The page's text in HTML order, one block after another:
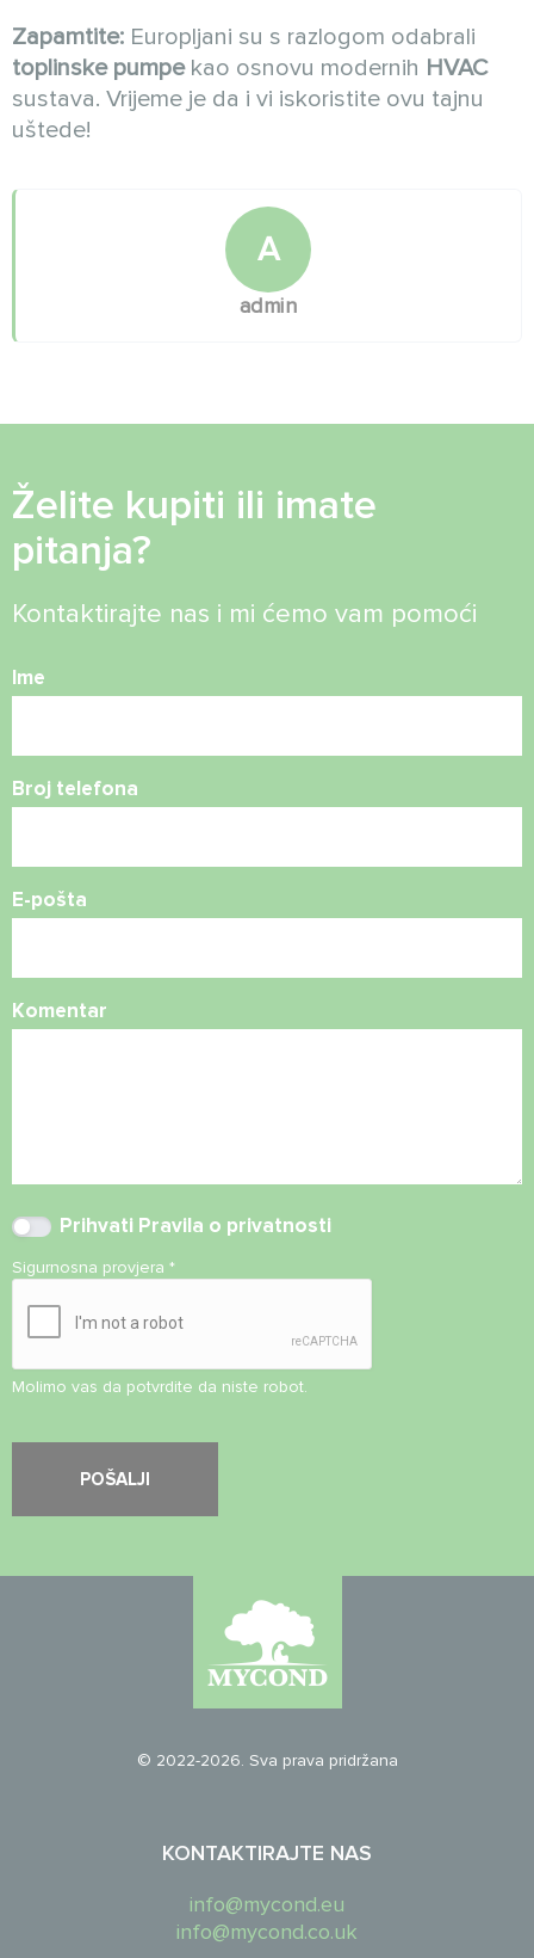
Zapamtite: Europljani su s razlogom odabrali
toplinske pumpekao osnovu modernih HVAC
sustava. Vrijeme je da i vi iskoristite ovu tajnu
uštede!
A
admin
Želite kupiti ili imate
pitanja?
Kontaktirajte nas i mi ćemo vam pomoći
Ime
Broj telefona
E-pošta
Komentar
Prihvati Pravila o privatnosti
Sigurnosna provjera *
Molimo vas da potvrdite da niste robot.
© 2022-2026. Sva prava pridržana
KONTAKTIRAJTE NAS
info@mycond.eu
info@mycond.co.uk